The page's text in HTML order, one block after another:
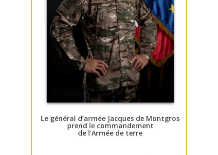
Le général d’armée Jacques de Montgros
prend le commandement
de l’Armée de terre